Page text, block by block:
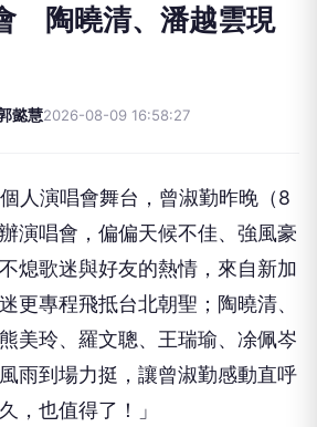
陶曉清、潘越雲現
懿慧2026-08-09 16:58:27
人演唱會舞台，曾淑勤昨晚（8
演唱會，偏偏天候不佳、強風豪
熄歌迷與好友的熱情，來自新加
更專程飛抵台北朝聖；陶曉清、
美玲、羅文聰、王瑞瑜、凃佩岑
雨到場力挺，讓曾淑勤感動直呼
，也值得了！」